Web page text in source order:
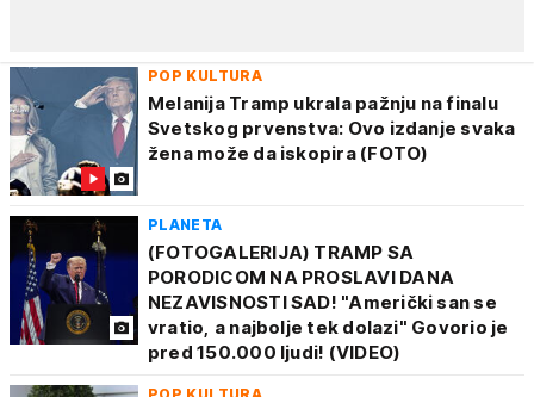
POP KULTURA
Melanija Tramp ukrala pažnju na finalu
Svetskog prvenstva: Ovo izdanje svaka
žena može da iskopira (FOTO)
PLANETA
(FOTOGALERIJA) TRAMP SA
PORODICOM NA PROSLAVI DANA
NEZAVISNOSTI SAD! "Američki san se
vratio, a najbolje tek dolazi" Govorio je
pred 150.000 ljudi! (VIDEO)